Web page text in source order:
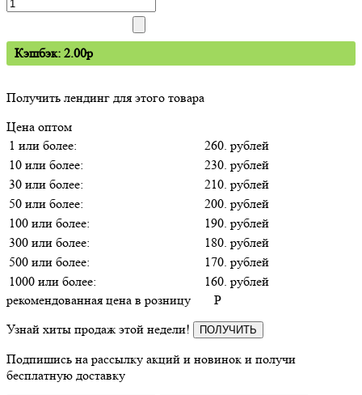
Кэшбэк: 2.00p
Получить лендинг для этого товара
Цена оптом
1 или более:
260. рублей
10 или более:
230. рублей
30 или более:
210. рублей
50 или более:
200. рублей
100 или более:
190. рублей
300 или более:
180. рублей
500 или более:
170. рублей
1000 или более:
160. рублей
рекомендованная цена в розницу
P
Узнай хиты продаж этой недели!
ПОЛУЧИТЬ
Подпишись на рассылку акций и новинок и получи
бесплатную доставку